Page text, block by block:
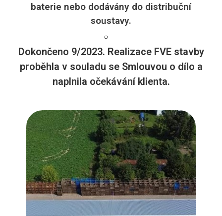
baterie nebo dodávány do distribuční
soustavy.
Dokončeno 9/2023. Realizace FVE stavby
proběhla v souladu se Smlouvou o dílo a
naplnila očekávání klienta.